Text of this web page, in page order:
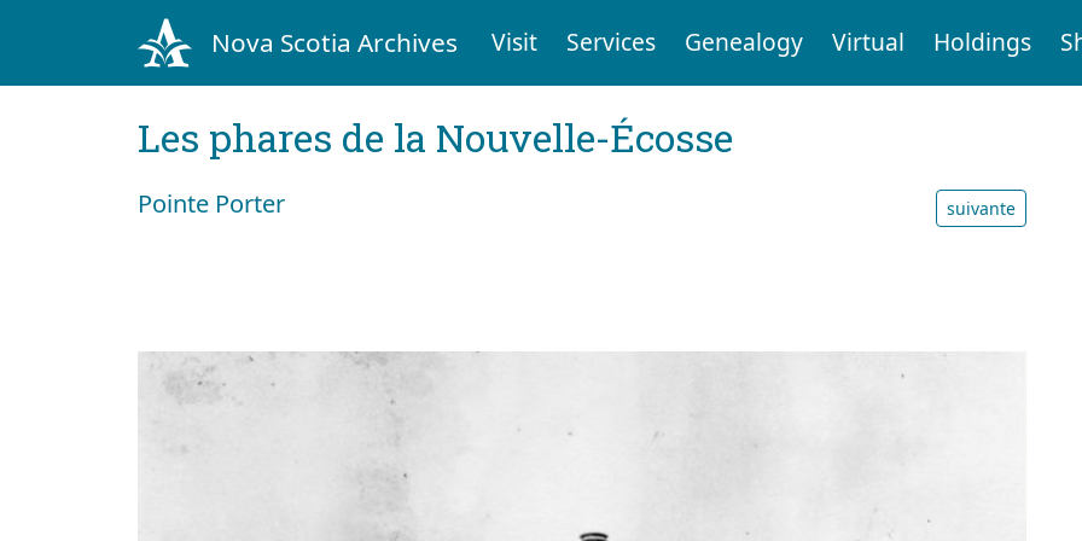
Nova Scotia Archives Visit Services Genealogy Virtual Holdings
Les phares de la Nouvelle-Écosse
Pointe Porter suivante